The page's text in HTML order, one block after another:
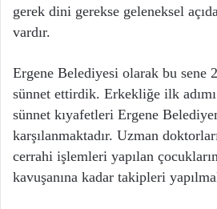
gerek dini gerekse geleneksel
vardır.
Ergene Belediyesi olarak bu sene
sünnet ettirdik. Erkekliğe ilk adımı
sünnet kıyafetleri Ergene
karşılanmaktadır. Uzman
cerrahi işlemleri yapılan
kavuşanına kadar takipleri